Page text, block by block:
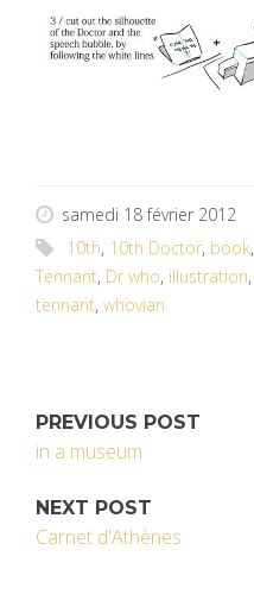
samedi 18 février 2012
10th, 10th Doctor, book,
Tennant, Dr who, illustration,
tennant, whovian
PREVIOUS POST
in a museum
NEXT POST
Carnet d'Athènes